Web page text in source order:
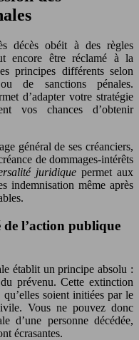
décès obéit à des règles
encore être réclamé à la
principes différents selon
de sanctions pénales.
d’adapter votre stratégie
vos chances d’obtenir
général de ses créanciers,
de dommages-intérêts
juridique permet aux
indemnisation même après
l’action publique
établit un principe absolu :
prévenu. Cette extinction
soient initiées par le
Vous ne pouvez donc
d’une personne décédée,
écrasantes.